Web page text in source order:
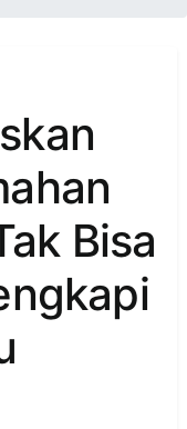
Bisa